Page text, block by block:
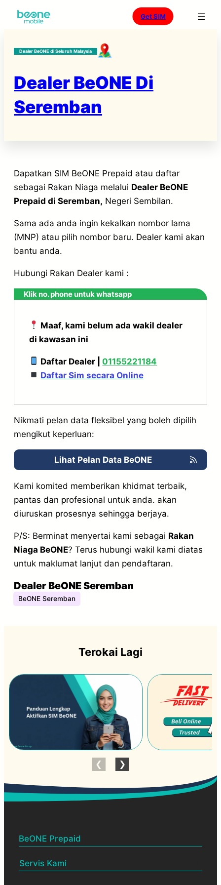
Skip
Get SIM
Dealer BeONE di Seluruh Malaysia
Dealer BeONE Di
Seremban
Dapatkan SIM BeONE Prepaid atau daftar
sebagai Rakan Niaga melalui Dealer BeONE
Prepaid di Seremban, Negeri Sembilan.
Sama ada anda ingin kekalkan nombor lama
(MNP) atau pilih nombor baru. Dealer kami akan
bantu anda.
Hubungi Rakan Dealer kami :
Klik no. phone untuk whatsapp
Maaf, kami belum ada wakil dealer
di kawasan ini
Daftar Dealer |01155221184
Daftar Sim secara Online
Nikmati pelan data fleksibel yang boleh dipilih
mengikut keperluan:
Lihat Pelan Data BeONE
Kami komited memberikan khidmat terbaik,
pantas dan profesional untuk anda. akan
diuruskan prosesnya sehingga berjaya.
P/S: Berminat menyertai kami sebagai Rakan
Niaga BeONE? Terus hubungi wakil kami diatas
untuk maklumat lanjut dan pendaftaran.
Dealer BeONE Seremban
BeONE Seremban
Terokai Lagi
BeONE Prepaid
BeONE Official Centre
Servis Kami